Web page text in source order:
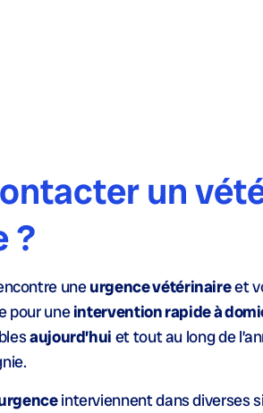
un
?
uneurgence vétérinaireet
pour uneintervention rapide à
aujourd’hui et tout au long de
interviennent dans diverses